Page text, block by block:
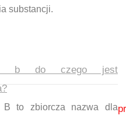
substancji.
b do czego jest
B to zbiorcza nazwa dla